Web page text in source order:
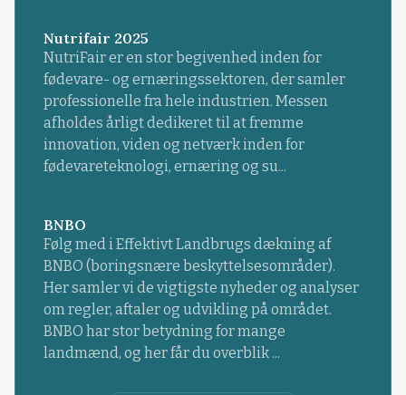
Nutrifair 2025
NutriFair er en stor begivenhed inden for
fødevare- og ernæringssektoren, der samler
professionelle fra hele industrien. Messen
afholdes årligt dedikeret til at fremme
innovation, viden og netværk inden for
fødevareteknologi, ernæring og su...
BNBO
Følg med i Effektivt Landbrugs dækning af
BNBO (boringsnære beskyttelsesområder).
Her samler vi de vigtigste nyheder og analyser
om regler, aftaler og udvikling på området.
BNBO har stor betydning for mange
landmænd, og her får du overblik ...